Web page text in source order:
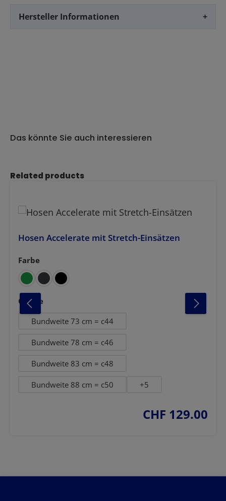
Hersteller Informationen +
Das könnte Sie auch interessieren
Produktgalerie überspringen
Related products
Hosen Accelerate mit Stretch-Einsätzen
Farbe
auswählen
Grösse
Bundweite 73 cm = c44
Bundweite 78 cm = c46
Bundweite 83 cm = c48
Bundweite 88 cm = c50 +5
regulärer preis:
CHF 129.00
blau
schwarz